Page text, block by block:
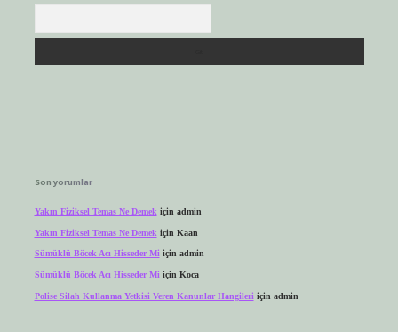
Son yorumlar
Yakın Fiziksel Temas Ne Demek için admin
Yakın Fiziksel Temas Ne Demek için Kaan
Sümüklü Böcek Acı Hisseder Miiçin admin
Sümüklü Böcek Acı Hisseder Mi için Koca
Polise Silah Kullanma Yetkisi Veren Kanunlar Hangileri için admin